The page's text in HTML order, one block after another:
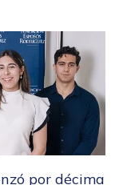
por décima